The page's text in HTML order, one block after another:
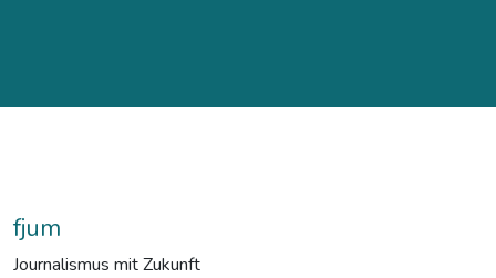
fjum
Journalismus mit Zukunft